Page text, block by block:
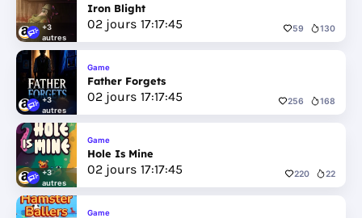
+3
autres
Iron Blight
02 jours 17:17:44 59 130
+3
autres
Game
Father Forgets
02 jours 17:17:44 256 168
+3
autres
Game
Hole Is Mine
02 jours 17:17:44 220 22
Game